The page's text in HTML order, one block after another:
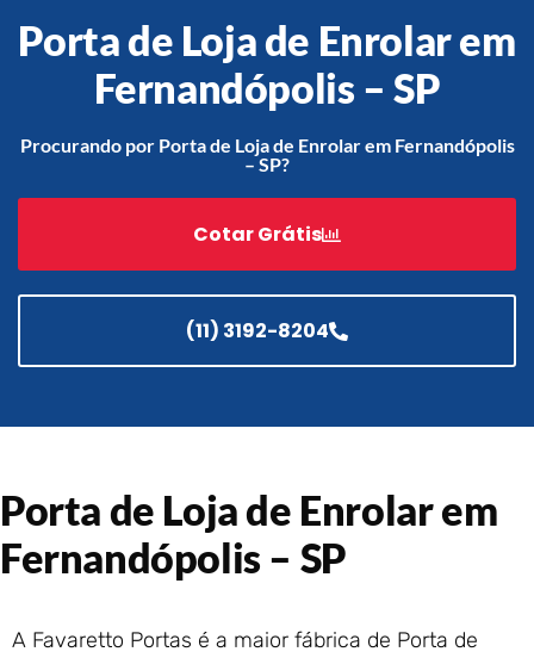
Acessórios
Automatização
Portão de Garagem de
Enrolar em São Pedro da
Aldeia – RJ
Portão de Garagem de
Enrolar em São João de
Enrolar em Rio das Ostras –
RJ
Portão de Garagem de
Enrolar em Petrópolis – RJ
Porta de Loja de Enrolar em
Fernandópolis – SP
Procurando por Porta de Loja de Enrolar em Fernandópolis
– SP?
Cotar Grátis
(11) 3192-8204
Porta de Loja de Enrolar em
Fernandópolis – SP
A Favaretto Portas é a maior fábrica de Porta de